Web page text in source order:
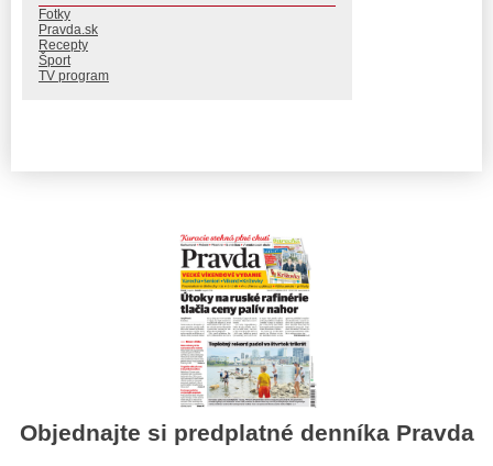
Fotky
Pravda.sk
Recepty
Šport
TV program
Objednajte si predplatné denníka Pravda